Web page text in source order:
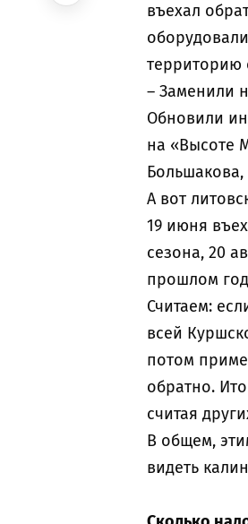
въехал
территорию
– Заменили
Обновили
на «Высоте
Большакова,
А вот
19 июня
сезона, 20
прошлом
Считаем:
всей
потом
обратно.
считая
В общем,
видеть